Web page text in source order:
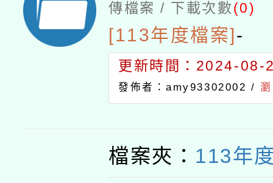
傳檔案 / 下載次數(0)
[113年度檔案]-
更新時間：2024-08-
發佈者：amy93302002 /
檔案夾： 113年